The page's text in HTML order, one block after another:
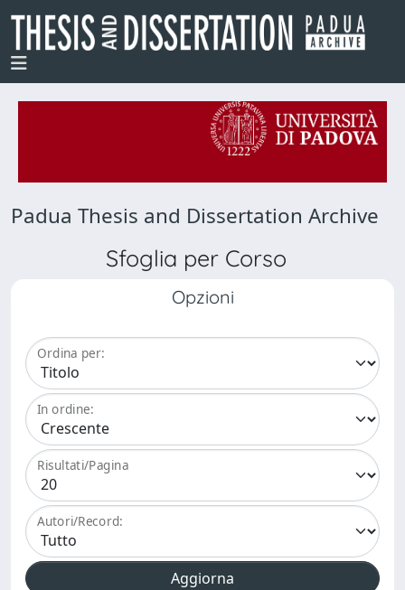
Padua Thesis and Dissertation Archive
Sfoglia per Corso
Opzioni
Ordina per:
In ordine:
Risultati/Pagina
Autori/Record: